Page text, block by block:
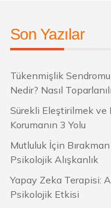
Son Yazılar
Tükenmişlik
Nedir? Nasıl
Sürekli Eleştirilmek ve
Korumanın 3 Yolu
Mutluluk İçin
Psikolojik Alışkanlık
Yapay Zeka Terapisi:
Psikolojik Etkisi